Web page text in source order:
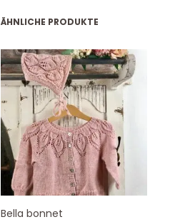
ÄHNLICHE PRODUKTE
Bella bonnet